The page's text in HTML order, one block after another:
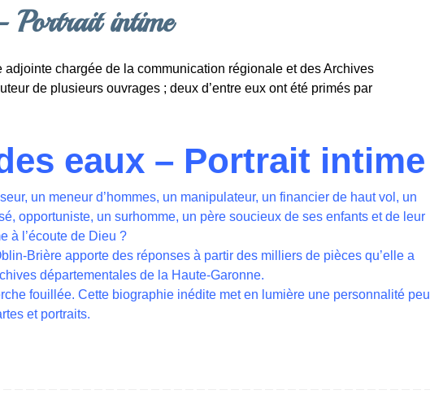
Portrait intime
adjointe chargée de la communication régionale et des Archives
de plusieurs ouvrages ; deux d’entre eux ont été primés par
eaux – Portrait intime
un meneur d’hommes, un manipulateur, un financier de haut vol, un
opportuniste, un surhomme, un père soucieux de ses enfants et de leur
à l’écoute de Dieu ?
Brière apporte des réponses à partir des milliers de pièces qu’elle a
départementales de la Haute-Garonne.
fouillée. Cette biographie inédite met en lumière une personnalité peu
et portraits.